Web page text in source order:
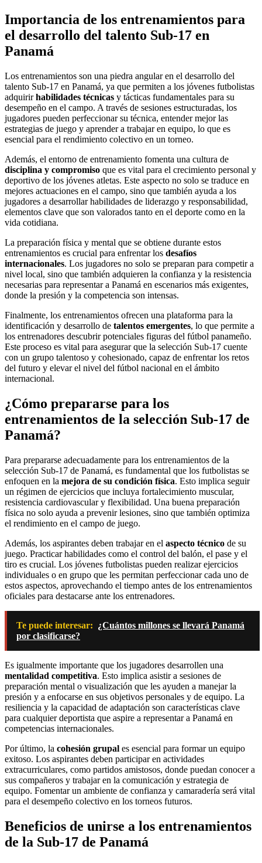
Importancia de los entrenamientos para
el desarrollo del talento Sub-17 en
Panamá
Los entrenamientos son una piedra angular en el desarrollo del
talento Sub-17 en Panamá, ya que permiten a los jóvenes futbolistas
adquirirhabilidades técnicas y tácticas fundamentales para su
desempeño en el campo. A través de sesiones estructuradas, los
jugadores pueden perfeccionar su técnica, entender mejor las
estrategias de juego y aprender a trabajar en equipo, lo que es
esencial para el rendimiento colectivo en un torneo.
Además, el entorno de entrenamiento fomenta una cultura de
disciplina y compromiso que es vital para el crecimiento personal y
deportivo de los jóvenes atletas. Este aspecto no solo se traduce en
mejores actuaciones en el campo, sino que también ayuda a los
jugadores a desarrollar habilidades de liderazgo y responsabilidad,
elementos clave que son valorados tanto en el deporte como en la
vida cotidiana.
La preparación física y mental que se obtiene durante estos
entrenamientos es crucial para enfrentar los desafíos
internacionales. Los jugadores no solo se preparan para competir a
nivel local, sino que también adquieren la confianza y la resistencia
necesarias para representar a Panamá en escenarios más exigentes,
donde la presión y la competencia son intensas.
Finalmente, los entrenamientos ofrecen una plataforma para la
identificación y desarrollo de talentos emergentes, lo que permite a
los entrenadores descubrir potenciales figuras del fútbol panameño.
Este proceso es vital para asegurar que la selección Sub-17 cuente
con un grupo talentoso y cohesionado, capaz de enfrentar los retos
del futuro y elevar el nivel del fútbol nacional en el ámbito
internacional.
¿Cómo prepararse para los
entrenamientos de la selección Sub-17 de
Panamá?
Para prepararse adecuadamente para los entrenamientos de la
selección Sub-17 de Panamá, es fundamental que los futbolistas se
enfoquen en la mejora de su condición física. Esto implica seguir
un régimen de ejercicios que incluya fortalecimiento muscular,
resistencia cardiovascular y flexibilidad. Una buena preparación
física no solo ayuda a prevenir lesiones, sino que también optimiza
el rendimiento en el campo de juego.
Además, los aspirantes deben trabajar en el aspecto técnico de su
juego. Practicar habilidades como el control del balón, el pase y el
tiro es crucial. Los jóvenes futbolistas pueden realizar ejercicios
individuales o en grupo que les permitan perfeccionar cada uno de
estos aspectos, aprovechando el tiempo antes de los entrenamientos
oficiales para destacarse ante los entrenadores.
Te puede interesar: ¿Cuántos millones se llevará Panamá
por clasificarse?
Es igualmente importante que los jugadores desarrollen una
mentalidad competitiva. Esto implica asistir a sesiones de
preparación mental o visualización que les ayuden a manejar la
presión y a enfocarse en sus objetivos personales y de equipo. La
resiliencia y la capacidad de adaptación son características clave
para cualquier deportista que aspire a representar a Panamá en
competencias internacionales.
Por último, la cohesión grupal es esencial para formar un equipo
exitoso. Los aspirantes deben participar en actividades
extracurriculares, como partidos amistosos, donde puedan conocer a
sus compañeros y trabajar en la comunicación y estrategia de
equipo. Fomentar un ambiente de confianza y camaradería será vital
para el desempeño colectivo en los torneos futuros.
Beneficios de unirse a los entrenamientos
de la Sub-17 de Panamá